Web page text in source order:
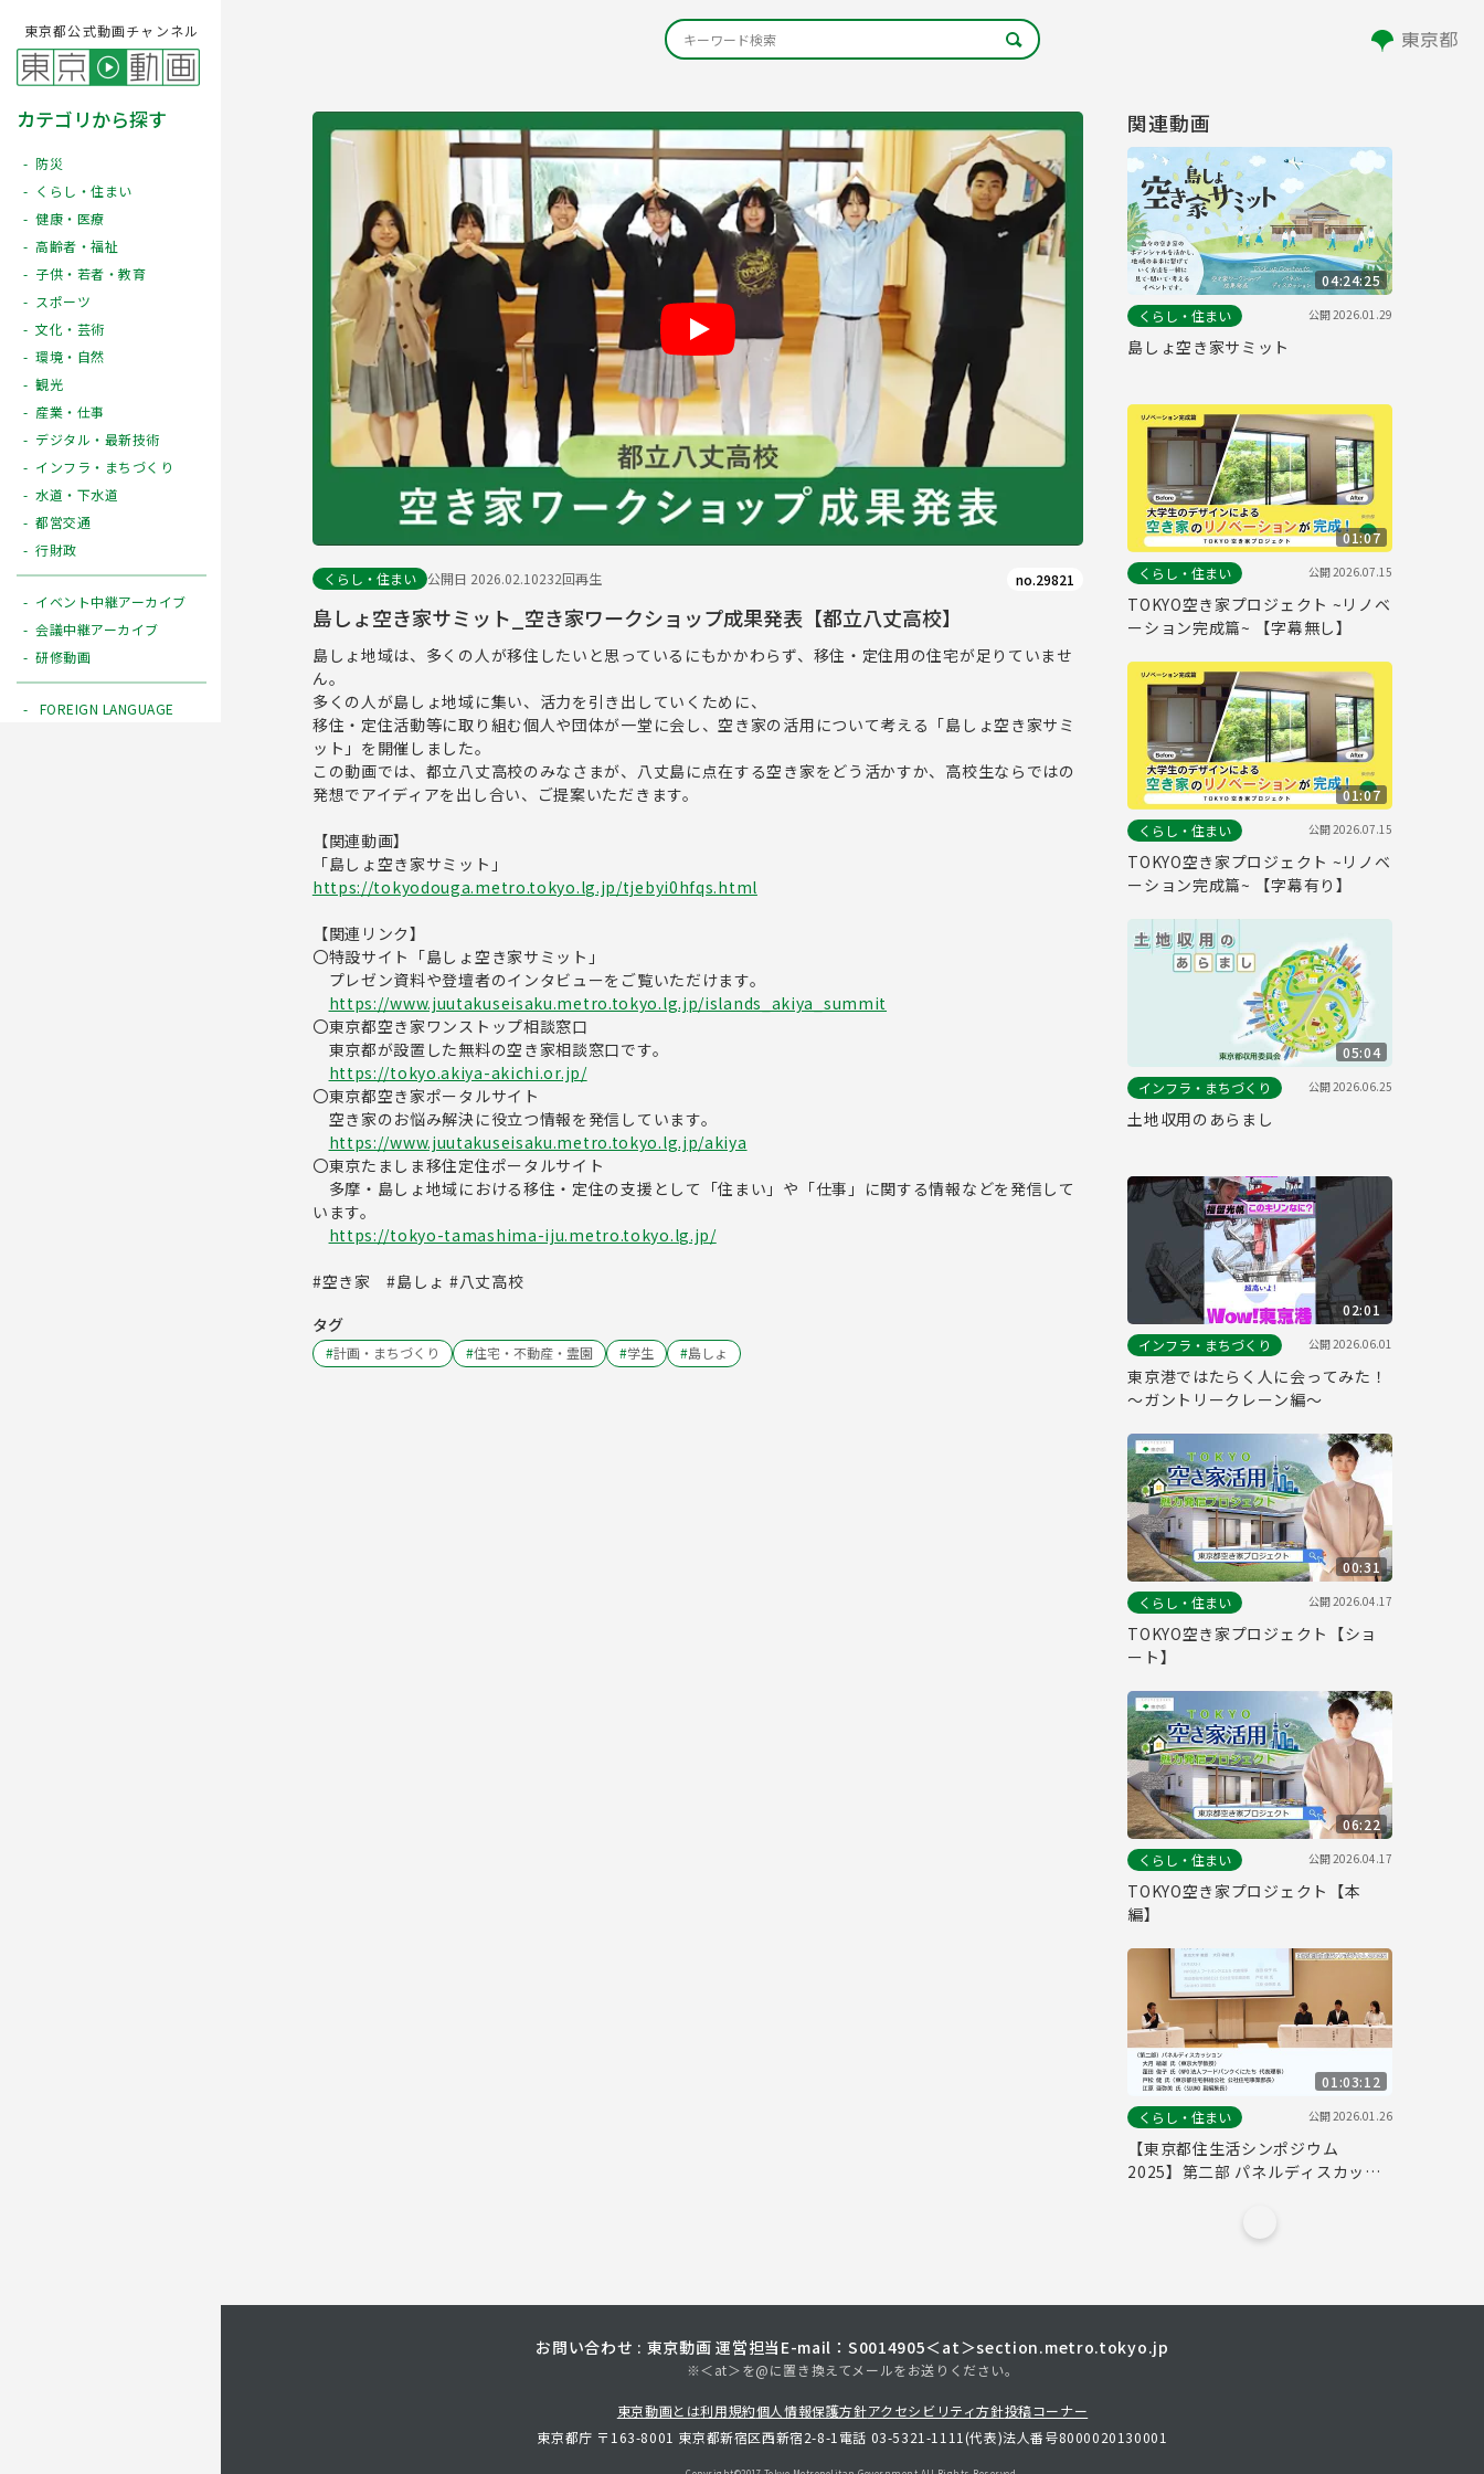
東京都公式動画チャンネル
カテゴリから探す
防災
くらし・住まい
健康・医療
高齢者・福祉
子供・若者・教育
スポーツ
文化・芸術
環境・自然
観光
産業・仕事
デジタル・最新技術
インフラ・まちづくり
水道・下水道
都営交通
行財政
イベント中継アーカイブ
会議中継アーカイブ
研修動画
FOREIGN LANGUAGE
Play
くらし・住まい 公開日 2026.02.10232回再生 no.29821
島しょ空き家サミット_空き家ワークショップ成果発表【都立八丈高校】
島しょ地域は、多くの人が移住したいと思っているにもかかわらず、移住・定住用の住宅が足りていませ
ん。
多くの人が島しょ地域に集い、活力を引き出していくために、
移住・定住活動等に取り組む個人や団体が一堂に会し、空き家の活用について考える「島しょ空き家サミ
ット」を開催しました。
この動画では、都立八丈高校のみなさまが、八丈島に点在する空き家をどう活かすか、高校生ならではの
発想でアイディアを出し合い、ご提案いただきます。
【関連動画】
「島しょ空き家サミット」
https://tokyodouga.metro.tokyo.lg.jp/tjebyi0hfqs.html
【関連リンク】
〇特設サイト「島しょ空き家サミット」
プレゼン資料や登壇者のインタビューをご覧いただけます。
https://www.juutakuseisaku.metro.tokyo.lg.jp/islands_akiya_summit
〇東京都空き家ワンストップ相談窓口
東京都が設置した無料の空き家相談窓口です。
https://tokyo.akiya-akichi.or.jp/
〇東京都空き家ポータルサイト
空き家のお悩み解決に役立つ情報を発信しています。
https://www.juutakuseisaku.metro.tokyo.lg.jp/akiya
〇東京たましま移住定住ポータルサイト
多摩・島しょ地域における移住・定住の支援として「住まい」や「仕事」に関する情報などを発信して
います。
https://tokyo-tamashima-iju.metro.tokyo.lg.jp/
#空き家 #島しょ #八丈高校
タグ
#計画・まちづくり #住宅・不動産・霊園 #学生 #島しょ
関連動画
04:24:25
くらし・住まい
公開2026.01.29
島しょ空き家サミット
01:07
くらし・住まい
公開2026.07.15
TOKYO空き家プロジェクト ~リノベ
ーション完成篇~ 【字幕無し】
01:07
くらし・住まい
公開2026.07.15
TOKYO空き家プロジェクト ~リノベ
ーション完成篇~ 【字幕有り】
05:04
インフラ・まちづくり
公開2026.06.25
土地収用のあらまし
02:01
インフラ・まちづくり
公開2026.06.01
東京港ではたらく人に会ってみた！
～ガントリークレーン編～
00:31
くらし・住まい
公開2026.04.17
TOKYO空き家プロジェクト【ショ
ート】
06:22
くらし・住まい
公開2026.04.17
TOKYO空き家プロジェクト【本
編】
01:03:12
くらし・住まい
公開2026.01.26
【東京都住生活シンポジウム
2025】第二部 パネルディスカッシ
お問い合わせ : 東京動画 運営担当 E-mail：S0014905＜at＞section.metro.tokyo.jp
※＜at＞を@に置き換えてメールをお送りください。
東京動画とは利用規約個人情報保護方針アクセシビリティ方針投稿コーナー
東京都庁 〒163-8001 東京都新宿区西新宿2-8-1 電話 03-5321-1111(代表)法人番号8000020130001